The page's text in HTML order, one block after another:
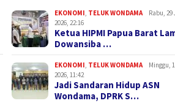
EKONOMI TELUK WONDAMA
Rabu, 29
2026, 22:16
Ketua HIPMI Papua Barat
Dowansiba …
EKONOMI TELUK WONDAMA
Minggu,
2026, 11:42
Jadi Sandaran Hidup ASN
Wondama, DPRK S…